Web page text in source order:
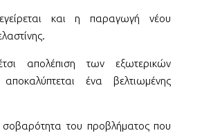
και η παραγωγή νέου
έτσι απολέπιση των εξωτερικών
ένα βελτιωμένης
του προβλήματος που